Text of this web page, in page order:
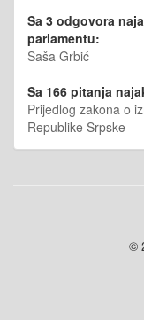
Sa 3 odgovora
parlamentu:
Saša Grbić
Sa 166 pitanja
Prijedlog zakona o
Republike Srpske
©